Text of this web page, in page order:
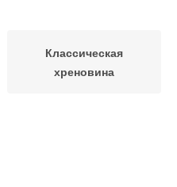
Классическая
хреновина